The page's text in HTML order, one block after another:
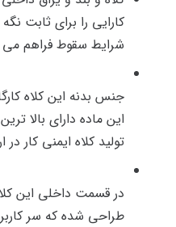
کارایی را برای ثابت
شرایط سقوط فراهم می
این ماده دارای بالا
تولید کلاه ایمنی کار در
در قسمت داخلی این
طراحی شده که سر